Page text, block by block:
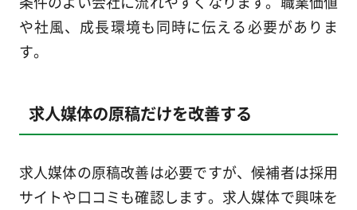
や社風、成長環境も同時に伝える必要がありま
す。
求人媒体の原稿だけを改善する
求人媒体の原稿改善は必要ですが、候補者は採用
サイトや口コミも確認します。求人媒体で興味を